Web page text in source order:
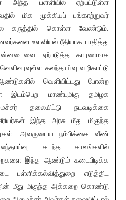
அந்த பள்ளியில் ஏற்பட்டுள்ள
மிக முக்கியப் பங்காற்றுவர்
கருத்தில் கொள்ள வேண்டும்.
உளவியல் ரீதியாக பாதித்து
ஏற்படுத்த காரணமாக
கலந்தாய்வு வழிகாட்டு
வெளியிட்டது போன்ற
இடம்பெற மாண்புமிகு தமிழக
தலையிட்டு நடவடிக்கை
இந்த அரசு மீது மிகுந்த
அவருடைய நம்பிக்கை வீண்
கடந்த காலங்களில்
இந்த ஆண்டும் கடைபிடிக்க
பள்ளிக்கல்வித்துறை எடுத்திட
மீது மிகுந்த அக்கறை கொண்டு